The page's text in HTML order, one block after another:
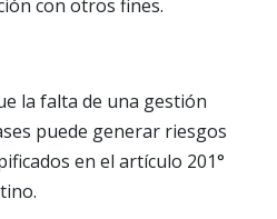
con otros fines.
la falta de una gestión
puede generar riesgos
en el artículo 201°